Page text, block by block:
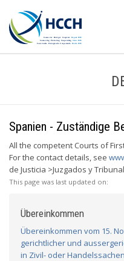
Spanien - Zuständige
All the competent Courts of
For the contact details, see
de Justicia >Juzgados y
This page was last updated on:
Übereinkommen
Übereinkommen vom 15.
gerichtlicher und
in Zivil- oder Handelssachen